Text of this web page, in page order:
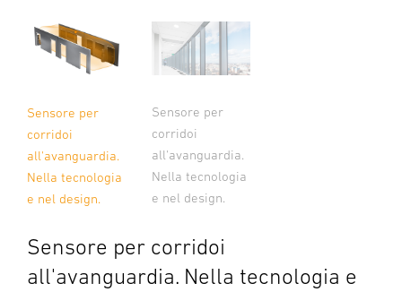
Sensore per
corridoi
all'avanguardia.
Nella tecnologia
e nel design.
Sensore per
corridoi
all'avanguardia.
Nella tecnologia
e nel design.
Sensore per corridoi
all'avanguardia. Nella tecnologia e